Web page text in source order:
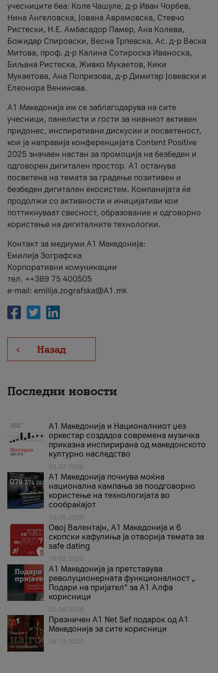
учесниците беа: Коле Чашуле, д-р Иван Чорбев,
Нина Ангеловска, Јована Аврамовска, Стевчо
Ристески, Н.Е. Амбасадор Памер, Ана Колева,
Божидар Спировски, Весна Трпевска, Ас. д-р Васка
Митова, проф. д-р Калина Сотироска Иваноска,
Биљана Ристеска, Живко Мукаетов, Кики
Мукаетова, Ана Попризова, д-р Димитар Јовевски и
Елеонора Венинова.
А1 Македонија им се заблагодарува на сите
учесници, панелисти и гости за нивниот активен
придонес, инспиративни дискусии и посветеност,
кои ја направија конференцијата Content Positive
2025 значаен настан за промоција на безбеден и
одговорен дигитален простор. А1 останува
посветена на темата за градење позитивен и
безбеден дигитален екосистем. Компанијата ќе
продолжи со активности и иницијативи кои
поттикнуваат свесност, образование и одговорно
користење на дигиталните технологии.
Контакт за медиуми А1 Македонија:
Емилија Зографска
Корпоративни комуникации
тел. ++389 75 400505
e-mail: emilija.zografska@A1.mk
Назад
Последни новости
А1 Македонија и Националниот џез
оркестар создадоа современа музичка
приказна инспирирана од македонското
културно наследство
03.07.2026
A1 Македонија почнува моќна
национална кампања за поодговорно
користење на технологијата во
сообраќајот
18.05.2026
Овој Валентајн, A1 Македонија и 6
скопски кафулиња ја отворија темата за
safe dating
16.02.2026
А1 Македонија ја претставува
револуционерната функционалност „
Подари на пријател“ за А1 Алфа
корисници
02.02.2026
Празничен A1 Net Sеf подарок од А1
Македонија за сите корисници
04.12.2025